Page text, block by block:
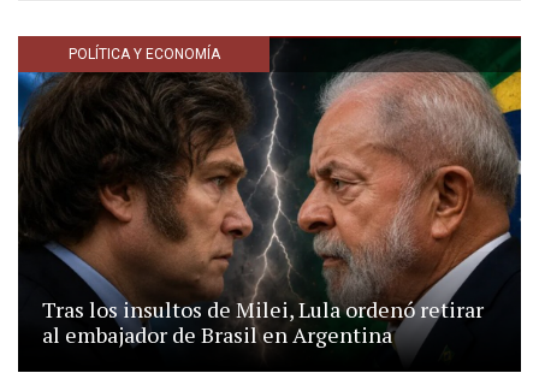
POLÍTICA Y ECONOMÍA
Tras los insultos de Milei, Lula ordenó retirar
al embajador de Brasil en Argentina